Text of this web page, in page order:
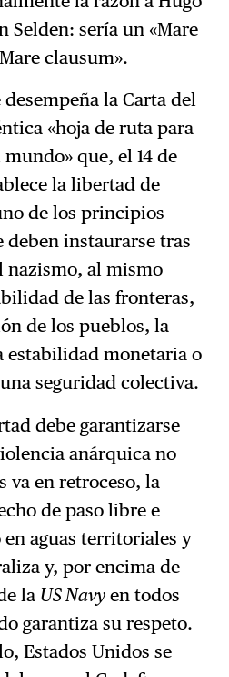
Selden: sería un «Mare
clausum».
desempeña la Carta del
«hoja de ruta para
que, el 14 de
la libertad de
de los principios
deben instaurarse tras
nazismo, al mismo
de las fronteras,
de los pueblos, la
estabilidad monetaria o
seguridad colectiva.
debe garantizarse
anárquica no
va en retroceso, la
de paso libre e
aguas territoriales y
y, por encima de
la US Navy en todos
garantiza su respeto.
Estados Unidos se